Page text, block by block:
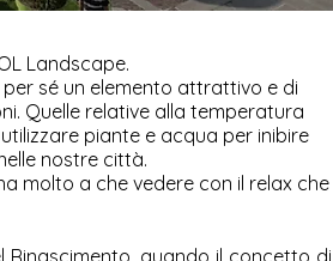
Landscape.
per sé un elemento attrattivo e di
Quelle relative alla temperatura
piante e acqua per inibire
nostre città.
molto a che vedere con il relax che
quando il concetto di